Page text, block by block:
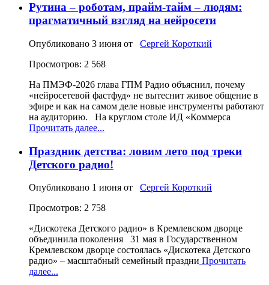
Рутина – роботам, прайм-тайм – людям:
прагматичный взгляд на нейросети
Опубликовано 3 июня от Сергей Короткий
Просмотров: 2 568
На ПМЭФ‑2026 глава ГПМ Радио объяснил, почему
«нейросетевой фастфуд» не вытеснит живое общение в
эфире и как на самом деле новые инструменты работают
на аудиторию. На круглом столе ИД «Коммерса
Прочитать далее...
Праздник детства: ловим лето под треки
Детского радио!
Опубликовано 1 июня от Сергей Короткий
Просмотров: 2 758
«Дискотека Детского радио» в Кремлевском дворце
объединила поколения 31 мая в Государственном
Кремлевском дворце состоялась «Дискотека Детского
радио» – масштабный семейный праздни Прочитать
далее...